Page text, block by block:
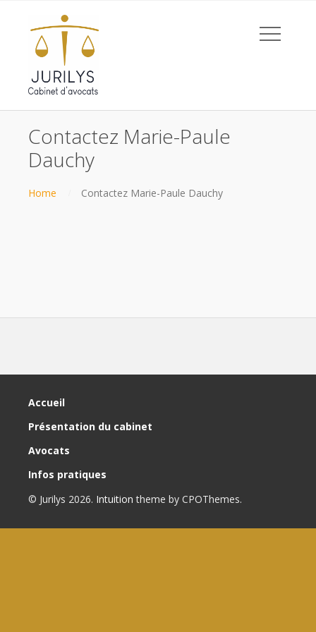
Contactez Marie-Paule
Dauchy
Home Contactez Marie-Paule Dauchy
Accueil
Présentation du cabinet
Avocats
Infos pratiques
© Jurilys 2026. Intuition theme by CPOThemes.